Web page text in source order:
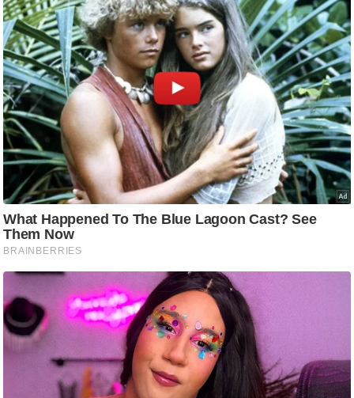
g
N
e
w
s
ला
इ
फ
स्टा
इ
ल
टे
लॉ
जी
ब्यू
टी